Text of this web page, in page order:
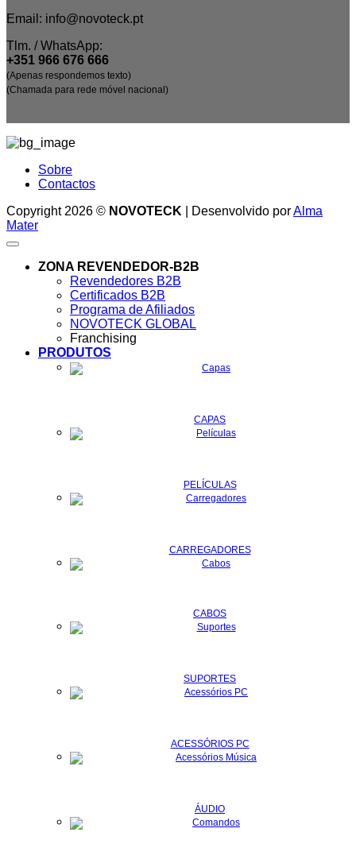
Email: info@novoteck.pt
Tlm. / WhatsApp:
+351 966 676 666
(Apenas respondemos texto)
(Chamada para rede móvel nacional)
Sobre
Contactos
Copyright 2026 © NOVOTECK | Desenvolvido porAlma
Mater
ZONA REVENDEDOR-B2B
Revendedores B2B
Certificados B2B
Programa de Afiliados
NOVOTECK GLOBAL
Franchising
PRODUTOS
CAPAS
PELÍCULAS
CARREGADORES
CABOS
SUPORTES
ACESSÓRIOS PC
ÁUDIO